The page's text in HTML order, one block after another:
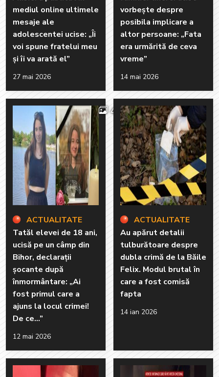
mediul online ultimele
mesaje ale
adolescentei ucise: „Îi
voi spune fratelui meu
și îi va arată el”
27 mai 2026
vorbește despre
posibila implicare a
altor persoane: „Fata
era urmărită de ceva
vreme”
14 mai 2026
4
ACTUALITATE
Tatăl elevei de 18 ani,
ucisă pe un câmp din
Bihor, declarații
șocante după
înmormântare: „Ai
fost primul care a
ajuns la locul crimei!
De ce...”
12 mai 2026
ACTUALITATE
Au apărut detalii
tulburătoare despre
dubla crimă de la Băile
Felix. Modul brutal în
care a fost comisă
fapta
14 ian 2026